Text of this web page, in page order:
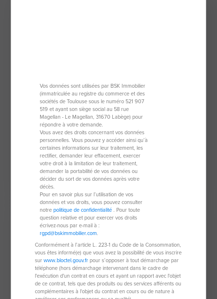
Maison de 105,50 m²
37510 Berthenay
5 pièces
105,50 m²
3 chambres
260 000 €
Nouveauté
Vos données sont utilisées par BSK Immobilier
(immatriculée au registre du commerce et des
sociétés de Toulouse sous le numéro 521 907
519 et ayant son siège social au 58 rue
Magellan - Le Magellan, 31670 Labège) pour
répondre à votre demande.
Vous avez des droits concernant vos données
personnelles. Vous pouvez y accéder ainsi qu’à
certaines informations sur leur traitement, les
rectifier, demander leur effacement, exercer
votre droit à la limitation de leur traitement,
demander la portabilité de vos données ou
décider du sort de vos données après votre
décès.
Pour en savoir plus sur l’utilisation de vos
données et vos droits, vous pouvez consulter
notrepolitique de confidentialité. Pour toute
question relative et pour exercer vos droits
écrivez-nous par e-mail à :
rgpd@bskimmobilier.com.
Conformément à l’article L. 223-1 du Code de la Consommation,
vous êtes informé(e) que vous avez la possibilité de vous inscrire
surwww.bloctel.gouv.frpour s’opposer à tout démarchage par
téléphone (hors démarchage intervenant dans le cadre de
l'exécution d'un contrat en cours et ayant un rapport avec l'objet
de ce contrat, tels que des produits ou des services afférents ou
complémentaires à l'objet du contrat en cours ou de nature à